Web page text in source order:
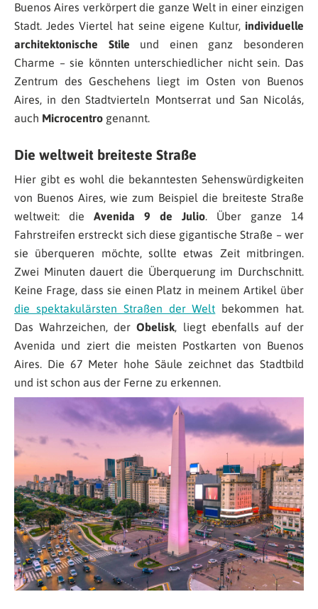
Buenos Aires verkörpert die ganze Welt in einer einzigen
Stadt. Jedes Viertel hat seine eigene Kultur, individuelle
architektonische Stile und einen ganz besonderen
Charme – sie könnten unterschiedlicher nicht sein. Das
Zentrum des Geschehens liegt im Osten von Buenos
Aires, in den Stadtvierteln Montserrat und San Nicolás,
auch Microcentro genannt.
Die weltweit breiteste Straße
Hier gibt es wohl die bekanntesten Sehenswürdigkeiten
von Buenos Aires, wie zum Beispiel die breiteste Straße
weltweit: die Avenida 9 de Julio. Über ganze 14
Fahrstreifen erstreckt sich diese gigantische Straße – wer
sie überqueren möchte, sollte etwas Zeit mitbringen.
Zwei Minuten dauert die Überquerung im Durchschnitt.
Keine Frage, dass sie einen Platz in meinem Artikel über
die spektakulärsten Straßen der Welt bekommen hat.
Das Wahrzeichen, derObelisk, liegt ebenfalls auf der
Avenida und ziert die meisten Postkarten von Buenos
Aires. Die 67 Meter hohe Säule zeichnet das Stadtbild
und ist schon aus der Ferne zu erkennen.